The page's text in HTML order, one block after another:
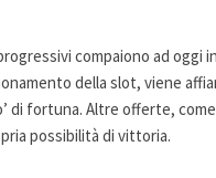
compaiono ad oggi
della slot, viene
di fortuna. Altre offerte, come
possibilità di vittoria.